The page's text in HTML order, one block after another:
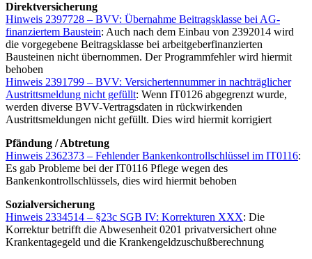
Direktversicherung
Hinweis 2397728 – BVV: Übernahme Beitragsklasse bei AG-
finanziertem Baustein: Auch nach dem Einbau von 2392014 wird
die vorgegebene Beitragsklasse bei arbeitgeberfinanzierten
Bausteinen nicht übernommen. Der Programmfehler wird hiermit
behoben
Hinweis 2391799 – BVV: Versichertennummer in nachträglicher
Austrittsmeldung nicht gefüllt: Wenn IT0126 abgegrenzt wurde,
werden diverse BVV-Vertragsdaten in rückwirkenden
Austrittsmeldungen nicht gefüllt. Dies wird hiermit korrigiert
Pfändung / Abtretung
Hinweis 2362373 – Fehlender Bankenkontrollschlüssel im IT0116:
Es gab Probleme bei der IT0116 Pflege wegen des
Bankenkontrollschlüssels, dies wird hiermit behoben
Sozialversicherung
Hinweis 2334514 – §23c SGB IV: Korrekturen XXX: Die
Korrektur betrifft die Abwesenheit 0201 privatversichert ohne
Krankentagegeld und die Krankengeldzuschußberechnung